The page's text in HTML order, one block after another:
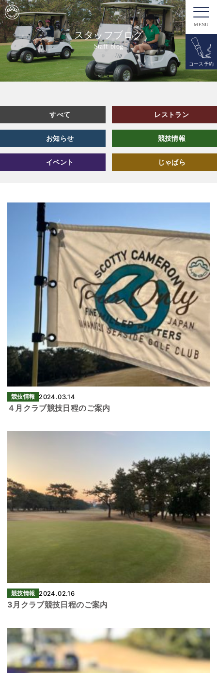
MENU
コース予約
スタッフブログ
Staff blog
すべて レストラン
お知らせ 競技情報
イベント じゃばら
競技情報 2024.03.14
４月クラブ競技日程のご案内
競技情報 2024.02.16
3月クラブ競技日程のご案内